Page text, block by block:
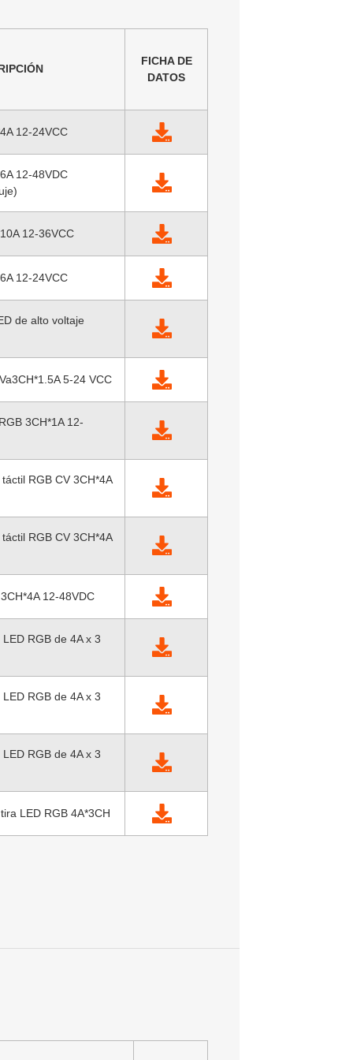
FICHA DE
DATOS
12-24VCC
12-48VDC
12-36VCC
12-24VCC
de alto voltaje
5-24 VCC
3CH*1A 12-
RGB CV 3CH*4A
RGB CV 3CH*4A
12-48VDC
RGB de 4A x 3
RGB de 4A x 3
RGB de 4A x 3
LED RGB 4A*3CH